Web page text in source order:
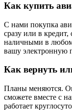
Как купить
С нами покупка
сразу или в
наличными в
вашу электронную
Как вернуть
Планы меняются.
сможете вместе с
работает